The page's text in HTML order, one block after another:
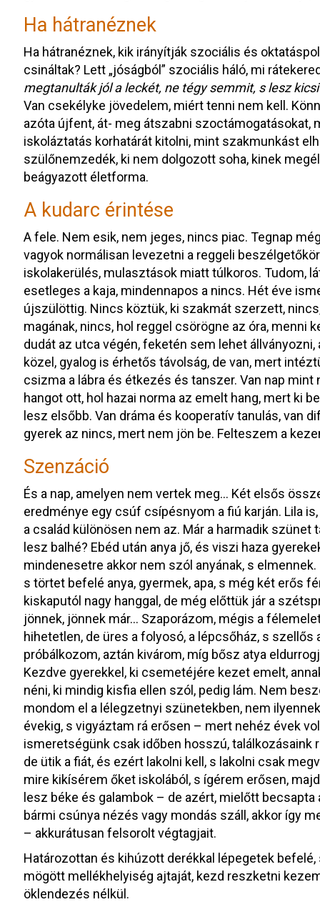
Ha hátranéznek
Ha hátranéznek, kik irányítják szociális és
csináltak? Lett „jóságból” szociális háló, mi
megtanulták jól a leckét, ne tégy semmit, s lesz
Van csekélyke jövedelem, miért tenni nem kell.
azóta újfent, át- meg átszabni szoctámogatásokat,
iskoláztatás korhatárát kitolni, mint szakmunkást
szülőnemzedék, ki nem dolgozott soha, kinek
beágyazott életforma.
A kudarc érintése
A fele. Nem esik, nem jeges, nincs piac. Tegnap
vagyok normálisan levezetni a reggeli
iskolakerülés, mulasztások miatt túlkoros. Tudom,
esetleges a kaja, mindennapos a nincs. Hét éve
újszülöttig. Nincs köztük, ki szakmát szerzett,
magának, nincs, hol reggel csörögne az óra, menni
dudát az utca végén, feketén sem lehet
közel, gyalog is érhetős távolság, de van, mert
csizma a lábra és étkezés és tanszer. Van nap
hangot ott, hol hazai norma az emelt hang, mert ki
lesz elsőbb. Van dráma és kooperatív tanulás, van
gyerek az nincs, mert nem jön be. Felteszem a
Szenzáció
És a nap, amelyen nem vertek meg… Két elsős
eredménye egy csúf csípésnyom a fiú karján. Lila
a család különösen nem az. Már a harmadik szünet
lesz balhé? Ebéd után anya jő, és viszi haza
mindenesetre akkor nem szól anyának, s
s törtet befelé anya, gyermek, apa, s még két erős
kiskaputól nagy hanggal, de még előttük jár a
jönnek, jönnek már… Szaporázom, mégis a
hihetetlen, de üres a folyosó, a lépcsőház, s
próbálkozom, aztán kivárom, míg bősz atya
Kezdve gyerekkel, ki csemetéjére kezet emelt,
néni, ki mindig kisfia ellen szól, pedig lám. Nem
mondom el a lélegzetnyi szünetekben, nem
évekig, s vigyáztam rá erősen – mert nehéz évek
ismeretségünk csak időben hosszú, találkozásaink
de ütik a fiát, és ezért lakolni kell, s lakolni csak
mire kikísérem őket iskolából, s ígérem erősen,
lesz béke és galambok – de azért, mielőtt
bármi csúnya nézés vagy mondás száll, akkor így
– akkurátusan felsorolt végtagjait.
Határozottan és kihúzott derékkal lépegetek
mögött mellékhelyiség ajtaját, kezd reszketni
öklendezés nélkül.